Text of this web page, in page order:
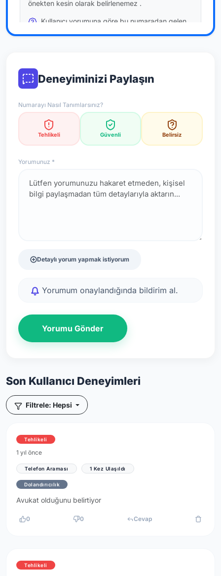
önekten kesin olarak belirlenemez .
Kullanıcı yorumuna göre bu numaradan gelen
çağrılaratemkinli yaklaşmanızönerilir; bu bir site
resmi doğrulama niteliği taşımaz.
*Not: Değerlendirmeler onaylı kullanıcı yorumlarına göre
güncellenir.
Deneyiminizi Paylaşın
Numarayı Nasıl Tanımlarsınız?
Tehlikeli Güvenli Belirsiz
Yorumunuz *
Detaylı yorum yapmak istiyorum
Yorumum onaylandığında bildirim al.
Yorumu Gönder
Son Kullanıcı Deneyimleri
Filtrele: Hepsi
Tehlikeli
1 yıl önce
Telefon Araması 1 Kez Ulaşıldı
Dolandırıcılık
Avukat olduğunu belirtiyor
0 0 Cevap
Tehlikeli